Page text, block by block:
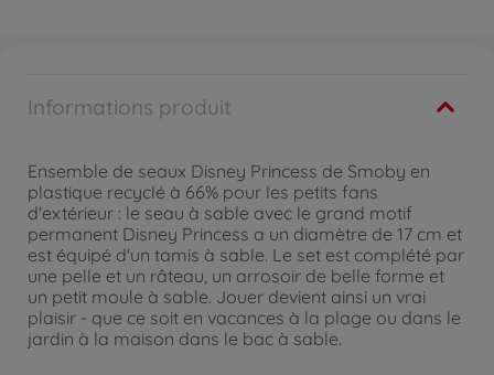
Informations produit
Ensemble de seaux Disney Princess de Smoby en
plastique recyclé à 66% pour les petits fans
d'extérieur : le seau à sable avec le grand motif
permanent Disney Princess a un diamètre de 17 cm et
est équipé d'un tamis à sable. Le set est complété par
une pelle et un râteau, un arrosoir de belle forme et
un petit moule à sable. Jouer devient ainsi un vrai
plaisir - que ce soit en vacances à la plage ou dans le
jardin à la maison dans le bac à sable.